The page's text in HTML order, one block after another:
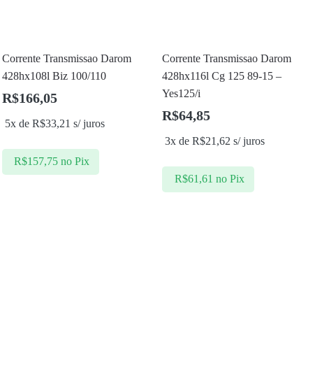
Corrente Transmissao Darom
428hx108l Biz 100/110
R$166,05
5x de R$33,21 s/ juros
R$157,75 no Pix
Corrente Transmissao Darom
428hx116l Cg 125 89-15 –
Yes125/i
R$64,85
3x deR$21,62 s/ juros
R$61,61 no Pix